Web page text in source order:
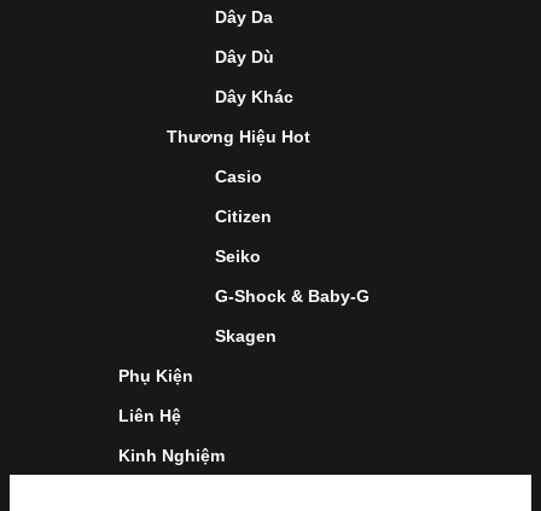
Dây Da
Dây Dù
Dây Khác
Thương Hiệu Hot
Casio
Citizen
Seiko
G-Shock & Baby-G
Skagen
Phụ Kiện
Liên Hệ
Kinh Nghiệm